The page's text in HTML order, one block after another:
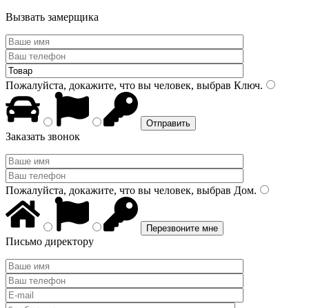
Вызвать замерщика
Пожалуйста, докажите, что вы человек, выбрав Ключ.
Заказать звонок
Пожалуйста, докажите, что вы человек, выбрав Дом.
Письмо директору